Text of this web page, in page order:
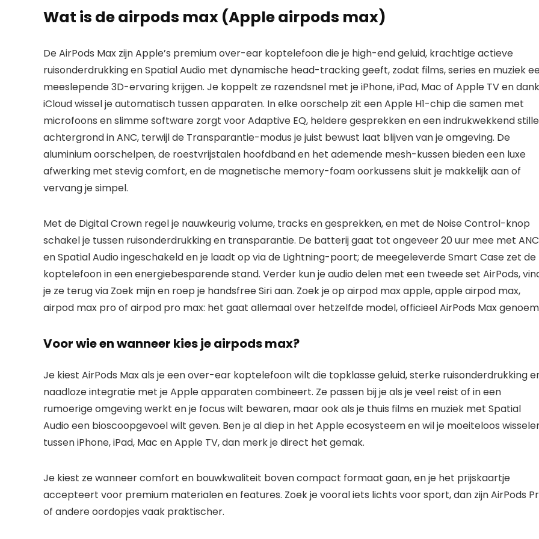
Wat is de airpods max (Apple airpods max)
De AirPods Max zijn Apple’s premium over-ear koptelefoon die je high-end geluid, krachtige actieve
ruisonderdrukking en Spatial Audio met dynamische head-tracking geeft, zodat films, series en muziek
meeslepende 3D-ervaring krijgen. Je koppelt ze razendsnel met je iPhone, iPad, Mac of Apple TV en
iCloud wissel je automatisch tussen apparaten. In elke oorschelp zit een Apple H1-chip die samen met
microfoons en slimme software zorgt voor Adaptive EQ, heldere gesprekken en een indrukwekkend stille
achtergrond in ANC, terwijl de Transparantie-modus je juist bewust laat blijven van je omgeving. De
aluminium oorschelpen, de roestvrijstalen hoofdband en het ademende mesh-kussen bieden een luxe
afwerking met stevig comfort, en de magnetische memory-foam oorkussens sluit je makkelijk aan of
vervang je simpel.
Met de Digital Crown regel je nauwkeurig volume, tracks en gesprekken, en met de Noise Control-knop
schakel je tussen ruisonderdrukking en transparantie. De batterij gaat tot ongeveer 20 uur mee met ANC
en Spatial Audio ingeschakeld en je laadt op via de Lightning-poort; de meegeleverde Smart Case zet de
koptelefoon in een energiebesparende stand. Verder kun je audio delen met een tweede set AirPods,
je ze terug via Zoek mijn en roep je handsfree Siri aan. Zoek je op airpod max apple, apple airpod max,
airpod max pro of airpod pro max: het gaat allemaal over hetzelfde model, officieel AirPods Max
Voor wie en wanneer kies je airpods max?
Je kiest AirPods Max als je een over-ear koptelefoon wilt die topklasse geluid, sterke ruisonderdrukking
naadloze integratie met je Apple apparaten combineert. Ze passen bij je als je veel reist of in een
rumoerige omgeving werkt en je focus wilt bewaren, maar ook als je thuis films en muziek met Spatial
Audio een bioscoopgevoel wilt geven. Ben je al diep in het Apple ecosysteem en wil je moeiteloos
tussen iPhone, iPad, Mac en Apple TV, dan merk je direct het gemak.
Je kiest ze wanneer comfort en bouwkwaliteit boven compact formaat gaan, en je het prijskaartje
accepteert voor premium materialen en features. Zoek je vooral iets lichts voor sport, dan zijn AirPods
of andere oordopjes vaak praktischer.